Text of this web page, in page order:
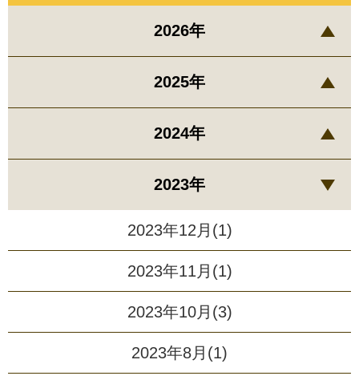
2026年
2025年
2024年
2023年
2023年12月(1)
2023年11月(1)
2023年10月(3)
2023年8月(1)